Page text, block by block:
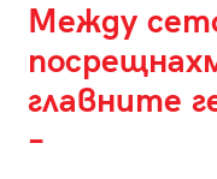
Между
главните
–